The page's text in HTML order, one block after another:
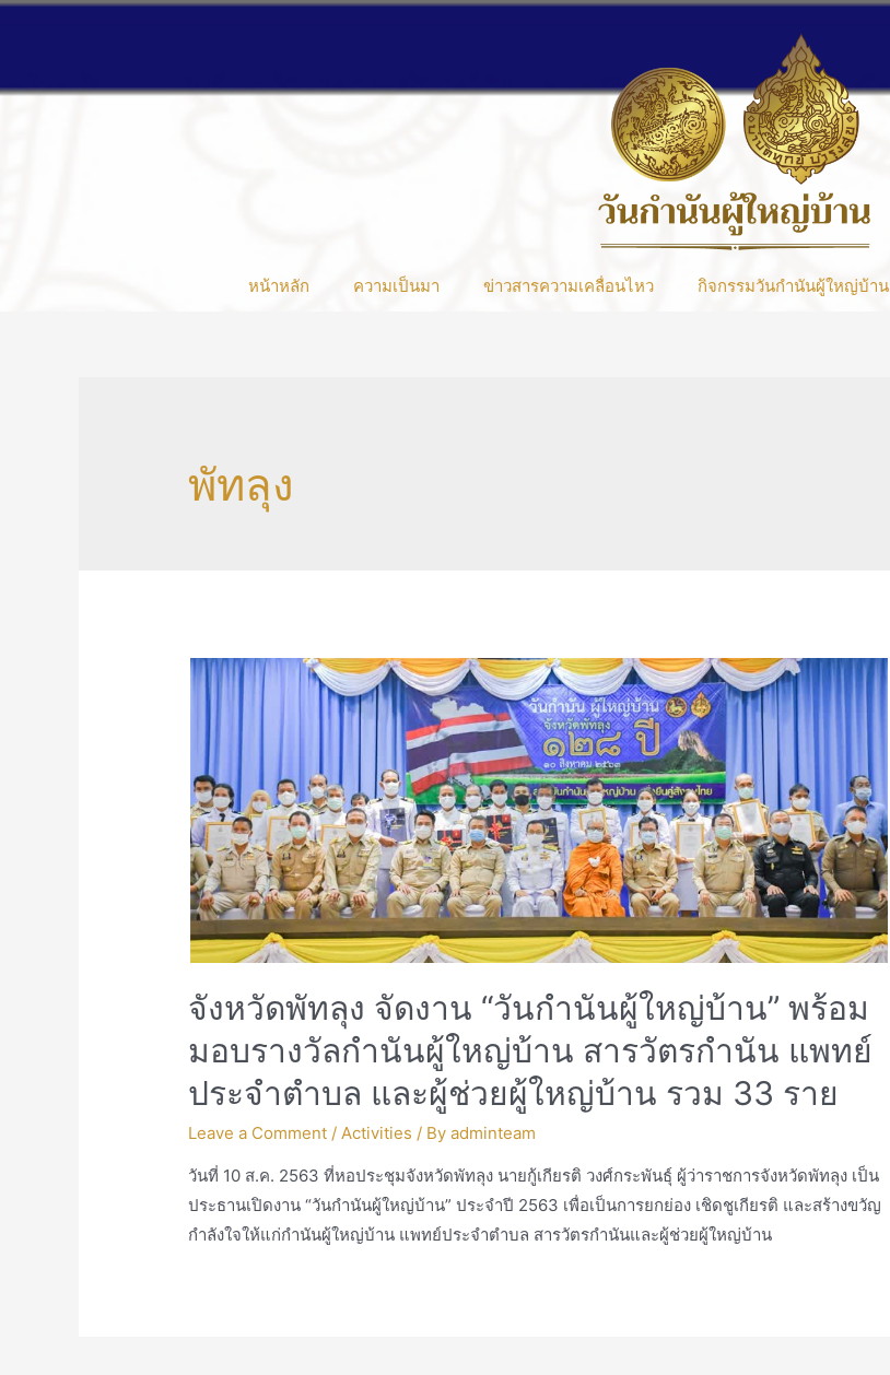
หน้าหลัก ความเป็นมา ข่าวสารความเคลื่อนไหว กิจกรรมวันกำนันผู้ใหญ่บ้าน
พัทลุง
จังหวัดพัทลุง จัดงาน “วันกำนันผู้ใหญ่บ้าน” พร้อม
มอบรางวัลกำนันผู้ใหญ่บ้าน สารวัตรกำนัน แพทย์
ประจำตำบล และผู้ช่วยผู้ใหญ่บ้าน รวม 33 ราย
Leave a Comment /Activities / Byadminteam
วันที่ 10 ส.ค. 2563 ที่หอประชุมจังหวัดพัทลุง นายกู้เกียรติ วงศ์กระพันธุ์ ผู้ว่าราชการจังหวัดพัทลุง เป็น
ประธานเปิดงาน “วันกำนันผู้ใหญ่บ้าน” ประจำปี 2563 เพื่อเป็นการยกย่อง เชิดชูเกียรติ และสร้างขวัญ
กำลังใจให้แก่กำนันผู้ใหญ่บ้าน แพทย์ประจำตำบล สารวัตรกำนันและผู้ช่วยผู้ใหญ่บ้าน